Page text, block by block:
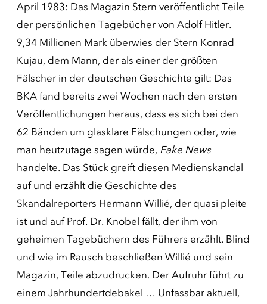
April 1983: Das Magazin Stern veröffentlicht Teile
der persönlichen Tagebücher von Adolf Hitler.
9,34 Millionen Mark überwies der Stern Konrad
Kujau, dem Mann, der als einer der größten
Fälscher in der deutschen Geschichte gilt: Das
BKA fand bereits zwei Wochen nach den ersten
Veröffentlichungen heraus, dass es sich bei den
62 Bänden um glasklare Fälschungen oder, wie
man heutzutage sagen würde, Fake News
handelte. Das Stück greift diesen Medienskandal
auf und erzählt die Geschichte des
Skandalreporters Hermann Willié, der quasi pleite
ist und auf Prof. Dr. Knobel fällt, der ihm von
geheimen Tagebüchern des Führers erzählt. Blind
und wie im Rausch beschließen Willié und sein
Magazin, Teile abzudrucken. Der Aufruhr führt zu
einem Jahrhundertdebakel … Unfassbar aktuell,